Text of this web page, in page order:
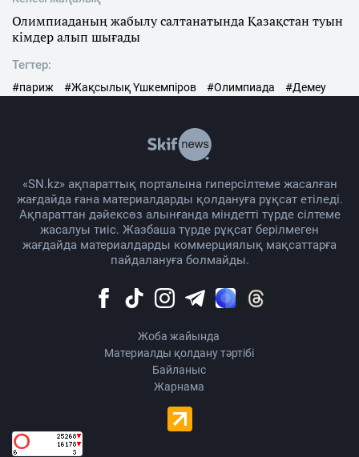
Олимпиаданың жабылу салтанатында Қазақстан туын
кімдер алып шығады
Тегтер:
#париж #Жақсылық Үшкемпіров #Олимпиада #Демеу
«SN.kz» ақпараттық порталына гиперсілтеме жасалған
жағдайда ғана материалдарды қолдануға рұқсат етіледі.
Ақпараттан дәйексөз алынғанда міндетті түрде сілтеме
жасалуы тиіс. Жазбаша түрде рұқсат берілмеген
жағдайда материалдарды коммерциялық мақсаттарға
пайдалануға болмайды.
Жоба жайында
Материалды қолдану тәртібі
Байланыс
Жарнама